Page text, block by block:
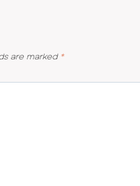
are marked *